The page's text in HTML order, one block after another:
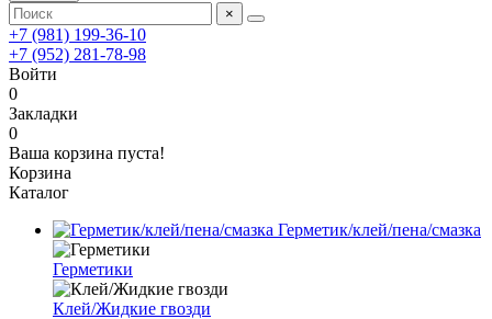
×
+7 (981) 199-36-10
+7 (952) 281-78-98
Войти
0
Закладки
0
Ваша корзина пуста!
Корзина
Каталог
Герметик/клей/пена/смазка
Герметики
Клей/Жидкие гвозди